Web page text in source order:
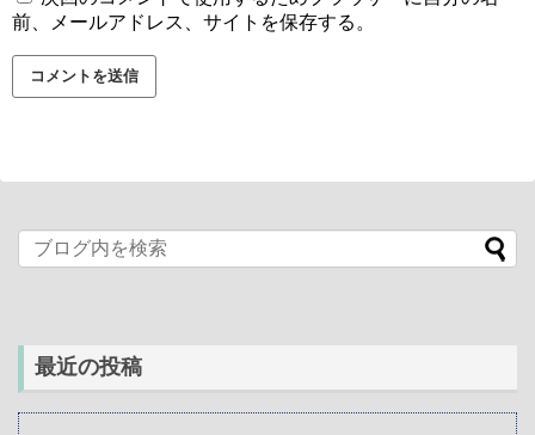
前、メールアドレス、サイトを保存する。
最近の投稿